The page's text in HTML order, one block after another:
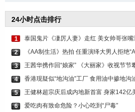
24小时点击排行
1
泰国鬼片《凄厉人妻》走红 美女帅哥张
2
《AA制生活》热拍 任重演绎大男人拒绝
3
王茜华携作回“娘家” 《大丽家》收视节节
4
香港现疑似“地沟油”工厂 食用油中掺地沟
5
王健林超宗庆后成内地新首富 身家142亿
6
爱吃肉有致命危险？小心吃到“尸毒”